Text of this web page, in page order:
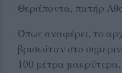
Θεράποντα, πατήρ
Όπως αναφέρει, το
βρισκόταν στο
100 μέτρα